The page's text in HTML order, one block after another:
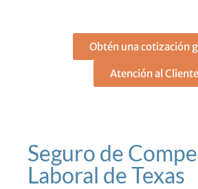
Obtén una cotización
Atención al Cliente
Seguro de
Laboral de Texas